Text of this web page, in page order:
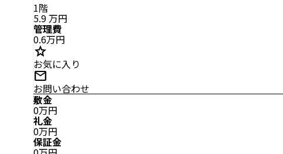
1階
5.9万円
管理費
0.6万円
star
お気に入り
mail
お問い合わせ
敷金
0万円
礼金
0万円
保証金